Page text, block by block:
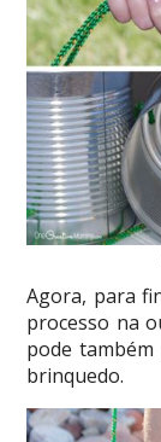
Agora, para
processo na
pode
brinquedo.